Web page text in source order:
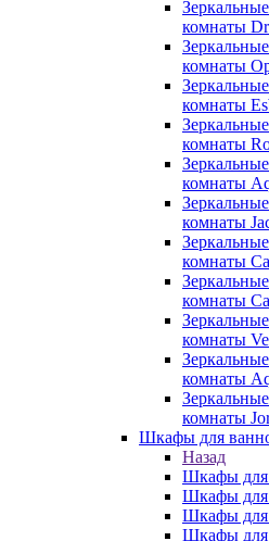
комнаты
комнаты
комнаты
комнаты
комнаты
комнаты
комнаты
комнаты
комнаты
комнаты
комнаты
Шкафы для
Назад
Шкафы для
Шкафы для
Шкафы для
Шкафы для